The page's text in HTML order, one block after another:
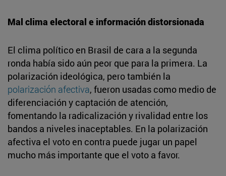
Mal clima electoral e información distorsionada
El clima político en Brasil de cara a la segunda
ronda había sido aún peor que para la primera. La
polarización ideológica, pero también la
polarización afectiva, fueron usadas como medio de
diferenciación y captación de atención,
fomentando la radicalización y rivalidad entre los
bandos a niveles inaceptables. En la polarización
afectiva el voto en contra puede jugar un papel
mucho más importante que el voto a favor.